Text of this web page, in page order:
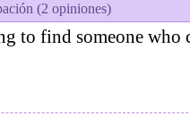
(2 opiniones)
to find someone